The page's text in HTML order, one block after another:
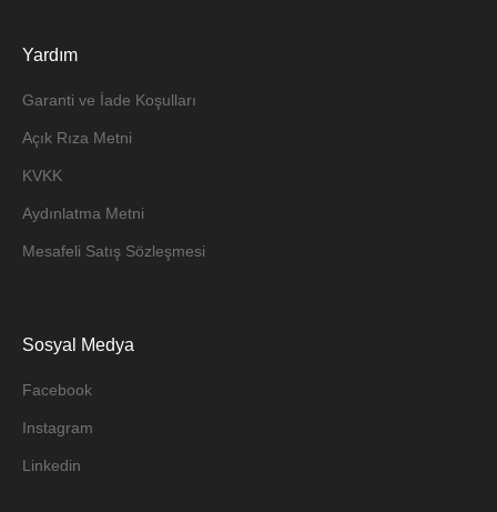
Yardım
Garanti ve İade Koşulları
Açık Rıza Metni
KVKK
Aydınlatma Metni
Mesafeli Satış Sözleşmesi
Sosyal Medya
Facebook
Instagram
Linkedin